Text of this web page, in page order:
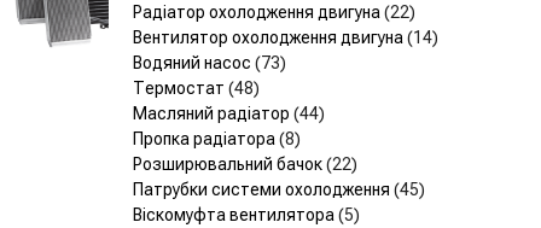
Радіатор охолодження двигуна (22)
Вентилятор охолодження двигуна (14)
Водяний насос (73)
Термостат (48)
Масляний радіатор (44)
Пропка радіатора (8)
Розширювальний бачок(22)
Патрубки системи охолодження (45)
Віскомуфта вентилятора (5)